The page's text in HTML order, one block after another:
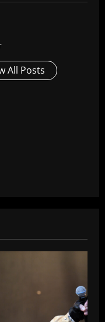
All Posts